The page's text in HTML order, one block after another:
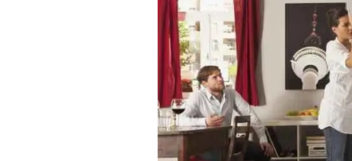
REPORTASE